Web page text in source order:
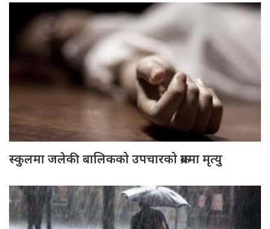
स्कुलमा जलेकी बालिकको उपचारको क्रममा मृत्यु